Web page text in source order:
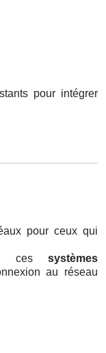
pour intégrer
pour ceux qui
cessystèmes
au réseau